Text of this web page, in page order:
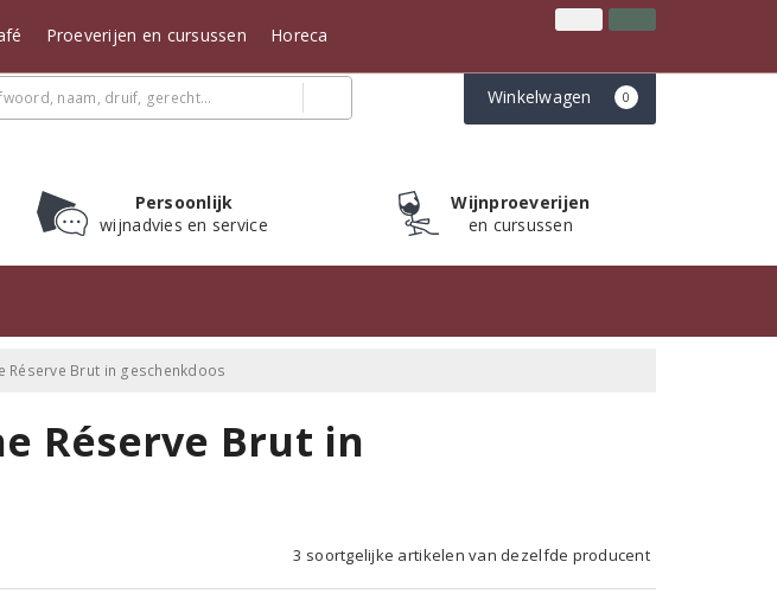
Klantenservice
Winkelwagen 0
Persoonlijk
wijnadvies en service
Wijnproeverijen
en cursussen
Proeverijen en cursussen Horeca
Réserve Brut in geschenkdoos
Réserve Brut in
3 soortgelijke artikelen van dezelfde producent